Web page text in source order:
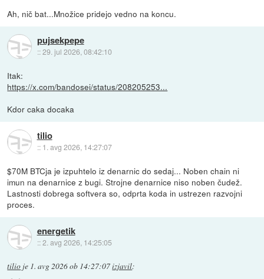
Ah, nič bat...Množice pridejo vedno na koncu.
pujsekpepe
::29. jul 2026, 08:42:10
Itak:
https://x.com/bandosei/status/208205253...
Kdor caka docaka
tilio
:: 1. avg 2026, 14:27:07
$70M BTCja je izpuhtelo iz denarnic do sedaj... Noben chain ni
imun na denarnice z bugi. Strojne denarnice niso noben čudež.
Lastnosti dobrega softvera so, odprta koda in ustrezen razvojni
proces.
energetik
::2. avg 2026, 14:25:05
tilio je 1. avg 2026 ob 14:27:07izjavil: